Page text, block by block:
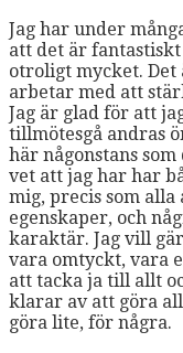
Jag har under
att det är
otroligt mycket. Det
arbetar med att
Jag är glad för att
tillmötesgå andras
här någonstans
vet att jag har har
mig, precis som
egenskaper, och
karaktär. Jag vill
vara omtyckt, vara
att tacka ja till allt
klarar av att göra
göra lite, för några.